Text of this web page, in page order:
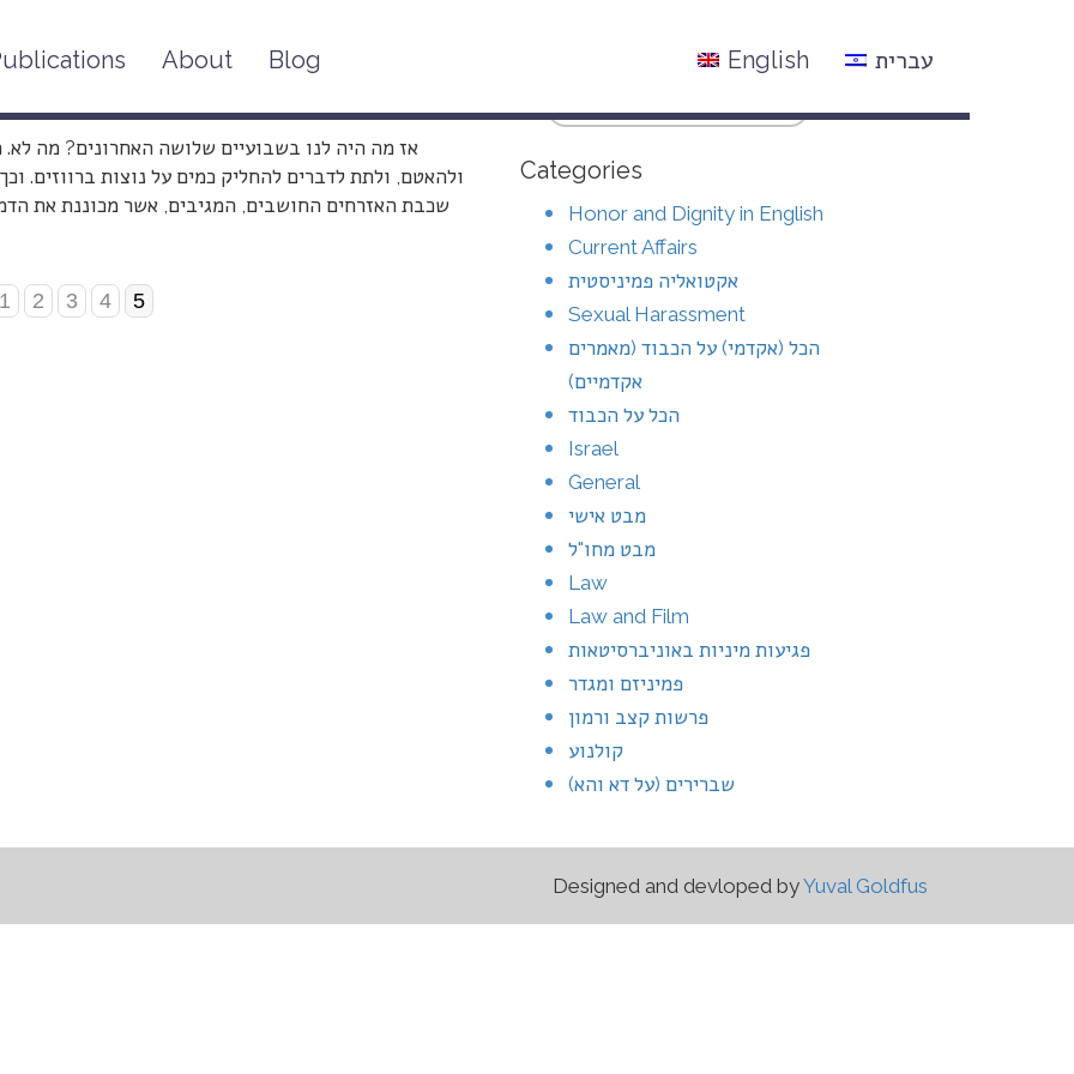
About Blog עברית English
אז מה היה לנו בשבועיים שלושה האחרונים? מה
ולהאטם, ולתת לדברים להחליק כמים על נוצות ברווזים.
שכבת האזרחים החושבים, המגיבים, אשר מכוננת את
1 2 3 4 5
Categories
Honor and Dignity in English
Current Affairs
אקטואליה פמיניסטית
Sexual Harassment
הכל (אקדמי) על הכבוד (מאמרים
אקדמיים)
הכל על הכבוד
Israel
General
מבט אישי
מבט מחו"ל
Law
Law and Film
פגיעות מיניות באוניברסיטאות
פמיניזם ומגדר
פרשות קצב ורמון
קולנוע
שברירים (על דא והא)
Designed and devloped byYuval Goldfus